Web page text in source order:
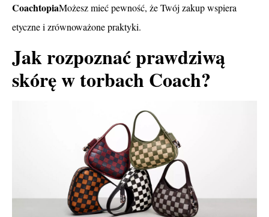
CoachtopiaMożesz mieć pewność, że Twój zakup wspiera
etyczne i zrównoważone praktyki.
Jak rozpoznać prawdziwą
skórę w torbach Coach?